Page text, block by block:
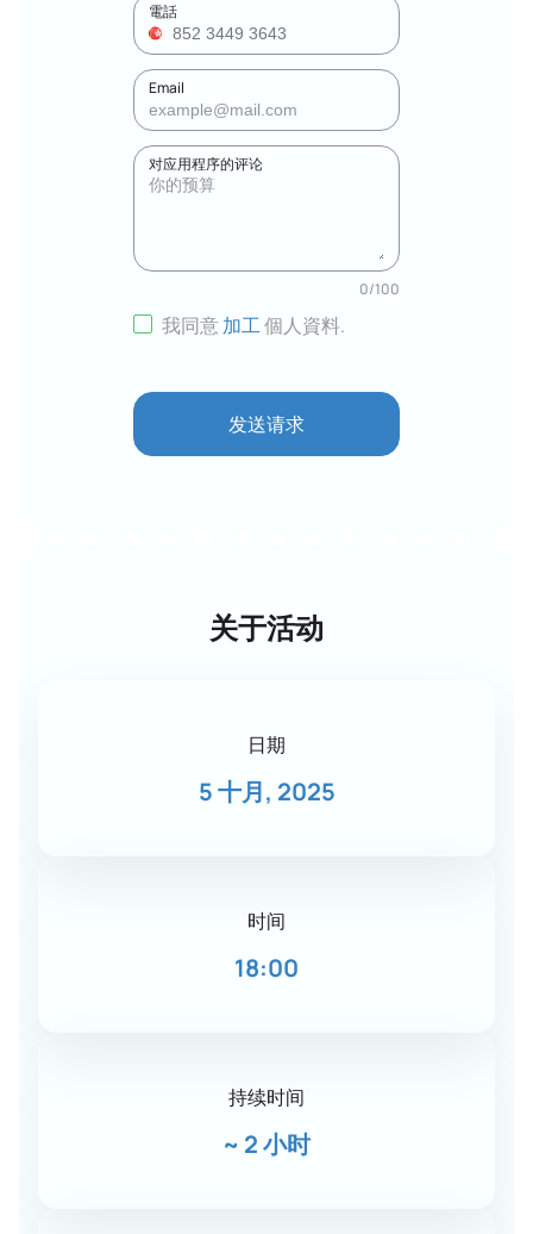
電話
Email
对应用程序的评论
0/100
我同意加工個人資料.
发送请求
关于活动
日期
5 十月, 2025
时间
18:00
持续时间
~ 2 小时